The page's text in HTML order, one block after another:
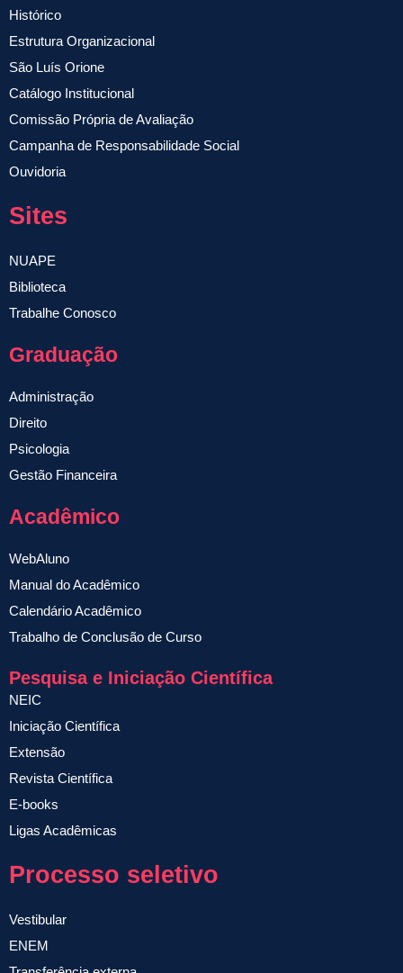
Histórico
Estrutura Organizacional
São Luís Orione
Catálogo Institucional
Comissão Própria de Avaliação
Campanha de Responsabilidade Social
Ouvidoria
Sites
NUAPE
Biblioteca
Trabalhe Conosco
Graduação
Administração
Direito
Psicologia
Gestão Financeira
Acadêmico
WebAluno
Manual do Acadêmico
Calendário Acadêmico
Trabalho de Conclusão de Curso
Pesquisa e Iniciação Científica
NEIC
Iniciação Científica
Extensão
Revista Científica
E-books
Ligas Acadêmicas
Processo seletivo
Vestibular
ENEM